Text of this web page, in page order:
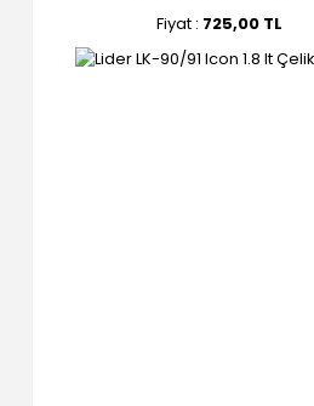
Fiyat : 725,00 TL